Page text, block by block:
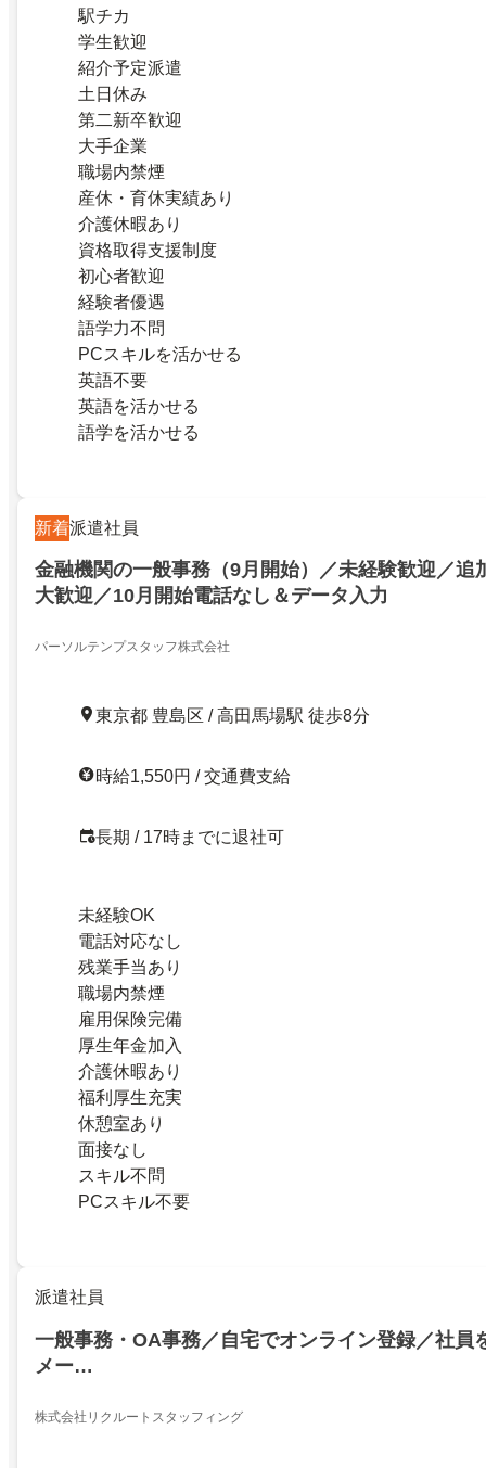
駅チカ
学生歓迎
紹介予定派遣
土日休み
第二新卒歓迎
大手企業
職場内禁煙
産休・育休実績あり
介護休暇あり
資格取得支援制度
初心者歓迎
経験者優遇
語学力不問
PCスキルを活かせる
英語不要
英語を活かせる
語学を活かせる
新着派遣社員
金融機関の一般事務（9月開始）／未経験歓迎／追
大歓迎／10月開始電話なし＆データ入力
パーソルテンプスタッフ株式会社
東京都 豊島区 / 高田馬場駅 徒歩8分
時給1,550円 / 交通費支給
長期 / 17時までに退社可
未経験OK
電話対応なし
残業手当あり
職場内禁煙
雇用保険完備
厚生年金加入
介護休暇あり
福利厚生充実
休憩室あり
面接なし
スキル不問
PCスキル不要
派遣社員
一般事務・OA事務／自宅でオンライン登録／社員
メー…
株式会社リクルートスタッフィング